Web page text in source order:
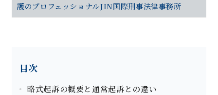
護のプロフェッショナルJIN国際刑事法律事務所
目次
略式起訴の概要と通常起訴との違い